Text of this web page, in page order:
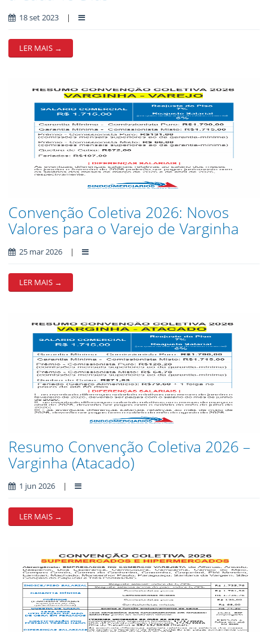
18 set 2023 |
LER MAIS →
Convenção Coletiva 2026: Novos
Valores para o Varejo de Varginha
25 mar 2026 |
LER MAIS →
Resumo Convenção Coletiva 2026 –
Varginha (Atacado)
1 jun 2026 |
LER MAIS →